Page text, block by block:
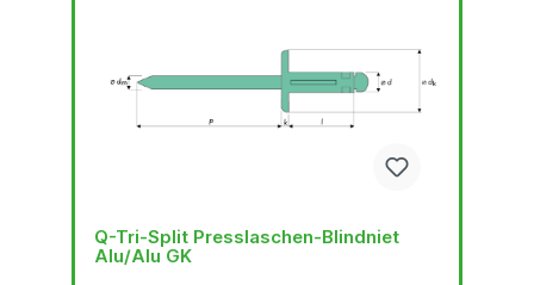
Q-Tri-Split Presslaschen-Blindniet
Alu/Alu GK